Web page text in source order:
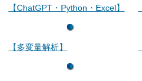
【ChatGPT・Python・Excel】
【多変量解析】